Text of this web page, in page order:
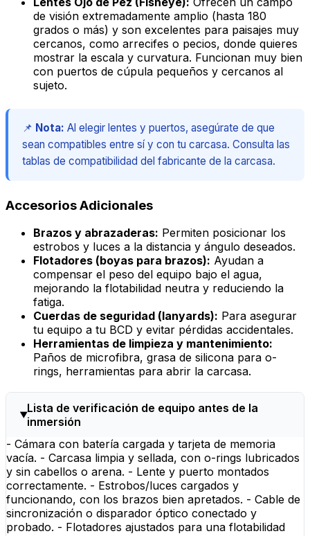
de visión extremadamente amplio (hasta 180
grados o más) y son excelentes para paisajes muy
cercanos, como arrecifes o pecios, donde quieres
mostrar la escala y curvatura. Funcionan muy bien
con puertos de cúpula pequeños y cercanos al
sujeto.
📌 Nota: Al elegir lentes y puertos, asegúrate de que
sean compatibles entre sí y con tu carcasa. Consulta las
tablas de compatibilidad del fabricante de la carcasa.
Accesorios Adicionales
Brazos y abrazaderas: Permiten posicionar los
estrobos y luces a la distancia y ángulo deseados.
Flotadores (boyas para brazos): Ayudan a
compensar el peso del equipo bajo el agua,
mejorando la flotabilidad neutra y reduciendo la
fatiga.
Cuerdas de seguridad (lanyards): Para asegurar
tu equipo a tu BCD y evitar pérdidas accidentales.
Herramientas de limpieza y mantenimiento:
Paños de microfibra, grasa de silicona para o-
rings, herramientas para abrir la carcasa.
Lista de verificación de equipo antes de la
inmersión
- Cámara con batería cargada y tarjeta de memoria
vacía. - Carcasa limpia y sellada, con o-rings lubricados
y sin cabellos o arena. - Lente y puerto montados
correctamente. - Estrobos/luces cargados y
funcionando, con los brazos bien apretados. - Cable de
sincronización o disparador óptico conectado y
probado. - Flotadores ajustados para una flotabilidad